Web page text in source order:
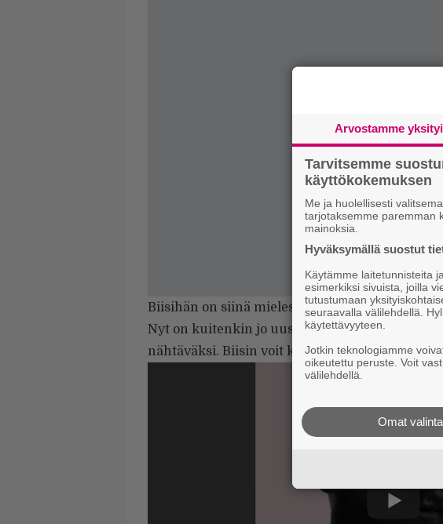
Biisihän on siinä mielessä yllättävä, että
Nyt on kuitenkin jo uusia tuulia. Tarkoittaako
nähtäväksi. Biisin voit kuitenkin kuunnella
Arvostamme
Tarvitsemme
käyttökokemuksen
Me ja huolellisesti
tarjotaksemme paremman
mainoksia.
Hyväksymällä suostut
Käytämme laitetunnisteita
esimerkiksi sivuista, joilla
tutustumaan
seuraavalla välilehdellä.
käytettävyyteen.
Jotkin teknologiamme
oikeutettu peruste. Voit
välilehdellä.
Omat